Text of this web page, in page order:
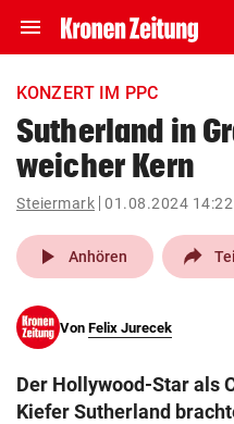
menu Navigation
ein-/ausklappen
account_circle Anmelden
pin_drop
Wien
search
eingeben
KONZERT IM PPC
Sutherland in
weicher Kern
Steiermark 01.08.2024 14:22
play_arrow Anhören
Von Felix Jurecek
Der Hollywood-Star als
Kiefer Sutherland